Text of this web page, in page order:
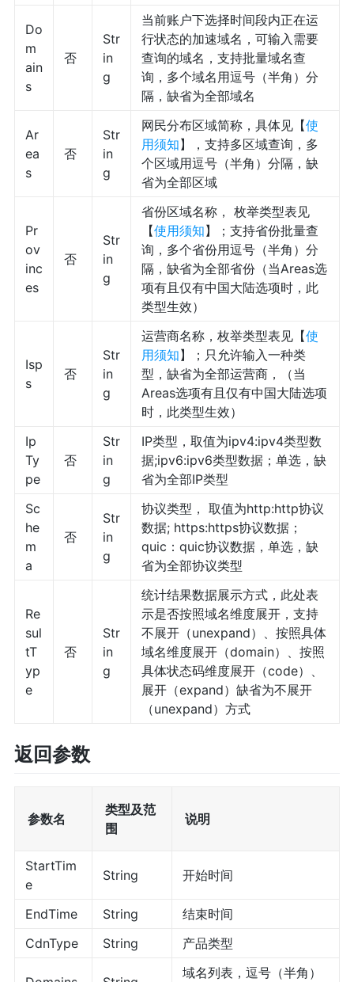
Do
m
ain
s
否
Str
in
g
当前账户下选择时间段内正在运
行状态的加速域名，可输入需要
查询的域名，支持批量域名查
询，多个域名用逗号（半角）分
隔，缺省为全部域名
Ar
ea
s
否
Str
in
g
网民分布区域简称，具体见【使
用须知】，支持多区域查询，多
个区域用逗号（半角）分隔，缺
省为全部区域
Pr
ov
inc
es
否
Str
in
g
省份区域名称， 枚举类型表见
【使用须知】；支持省份批量查
询，多个省份用逗号（半角）分
隔，缺省为全部省份（当Areas选
项有且仅有中国大陆选项时，此
类型生效）
Isp
s
否
Str
in
g
运营商名称，枚举类型表见【使
用须知】；只允许输入一种类
型，缺省为全部运营商，（当
Areas选项有且仅有中国大陆选项
时，此类型生效）
Ip
Ty
pe
否
Str
in
g
IP类型，取值为ipv4:ipv4类型数
据;ipv6:ipv6类型数据；单选，缺
省为全部IP类型
Sc
he
m
a
否
Str
in
g
协议类型， 取值为http:http协议
数据; https:https协议数据；
quic：quic协议数据，单选，缺
省为全部协议类型
Re
sul
tT
yp
e
否
Str
in
g
统计结果数据展示方式，此处表
示是否按照域名维度展开，支持
不展开（unexpand）、按照具体
域名维度展开（domain）、按照
具体状态码维度展开（code）、
展开（expand）缺省为不展开
（unexpand）方式
返回参数
参数名
类型及范
围
说明
StartTim
e
String 开始时间
EndTime String
结束时间
CdnType
String 产品类型
域名列表，逗号（半角）